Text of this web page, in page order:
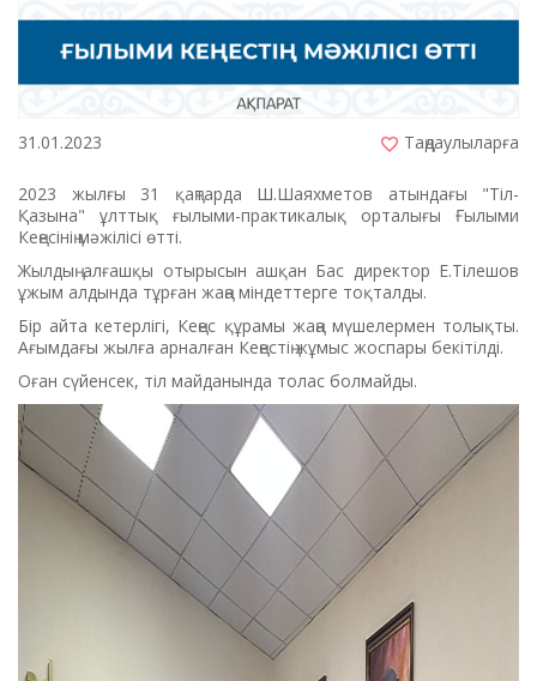
31.01.2023 Таңдаулыларға
2023 жылғы 31 қаңтарда Ш.Шаяхметов атындағы "Тіл-
Қазына" ұлттық ғылыми-практикалық орталығы Ғылыми
Кеңесінің мәжілісі өтті.
Жылдың алғашқы отырысын ашқан Бас директор Е.Тілешов
ұжым алдында тұрған жаңа міндеттерге тоқталды.
Бір айта кетерлігі, Кеңес құрамы жаңа мүшелермен толықты.
Ағымдағы жылға арналған Кеңестің жұмыс жоспары бекітілді.
Оған сүйенсек, тіл майданында толас болмайды.